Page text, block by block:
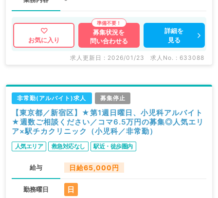
お気に入り
募集状況を
問い合わせる
詳細を
見る
求人更新日 : 2026/01/23 求人No. : 633088
非常勤(アルバイト)求人 募集停止
【東京都／新宿区】★第1週日曜日、小児科アルバイト
★週数ご相談ください／コマ6.5万円の募集◎人気エリ
ア×駅チカクリニック（小児科／非常勤）
人気エリア 救急対応なし 駅近・徒歩圏内
給与 日給65,000円
勤務曜日 日